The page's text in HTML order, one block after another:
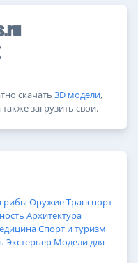
скачать 3D модели,
также загрузить свои.
ОружиеТранспорт
Архитектура
Спорт и туризм
Экстерьер Модели для